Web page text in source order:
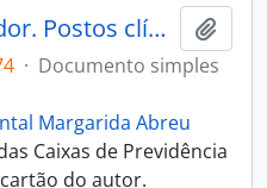
A saúde e o trabalhador. Postos clínicos da previdência Social
· Documento simples
Margarida Abreu
Caixas de Previdência
do autor.